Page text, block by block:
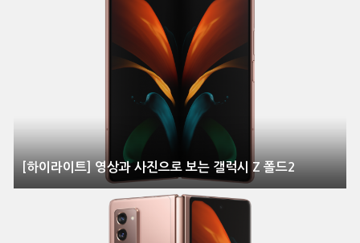
[하이라이트] 영상과 사진으로 보는 갤럭시 Z 폴드2